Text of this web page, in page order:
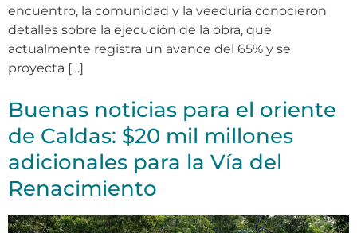
encuentro, la comunidad y la veeduría conocieron
detalles sobre la ejecución de la obra, que
actualmente registra un avance del 65% y se
proyecta […]
Buenas noticias para el oriente
de Caldas: $20 mil millones
adicionales para la Vía del
Renacimiento